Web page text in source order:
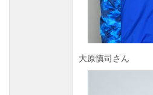
大原慎司さん